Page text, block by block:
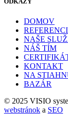
DOMOV
NAŠE
NÁŠ TÍM
KONTAKT
NA
BAZÁR
© 2025 VISIO
webstránok a SEO